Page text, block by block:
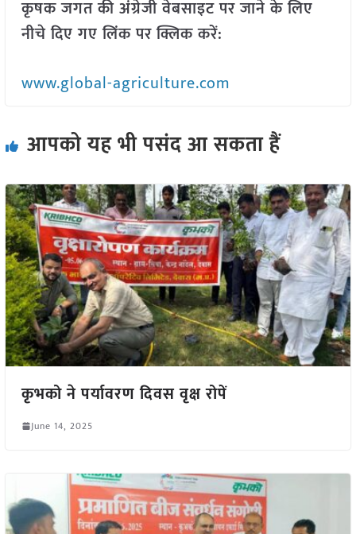
कृषक जगत की अंग्रेजी वेबसाइट पर जाने के लिए
नीचे दिए गए लिंक पर क्लिक करें:
www.global-agriculture.com
आपको यह भी पसंद आ सकता हैं
कृभको ने पर्यावरण दिवस वृक्ष रोपें
June 14, 2025